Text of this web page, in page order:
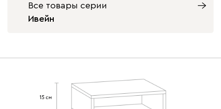
Все товары серии
Ивейн